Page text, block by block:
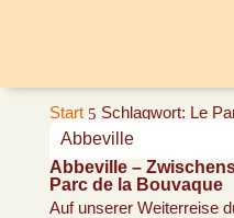
Start 5 Schlagwort: Le
Abbeville
Abbeville –
Parc de la Bouvaque
Auf unserer Weiterreise